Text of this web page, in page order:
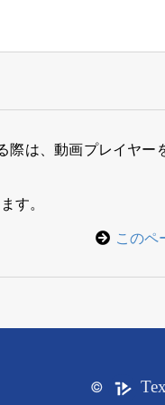
は、動画プレイヤー
す。
このペ
©